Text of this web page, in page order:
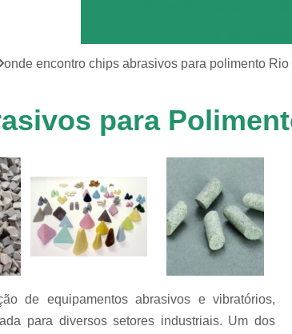
Chip de
Chip de Porcelana para
Polimento de
Polimento de
Polimento de
Chips de Espelhamento Grão
Chips Grão Vegetal de
Chips Grão Vegetal para
onde encontro chips abrasivos para polimento Rio
para
de equipamentos abrasivos e vibratórios,
para diversos setores industriais. Um dos